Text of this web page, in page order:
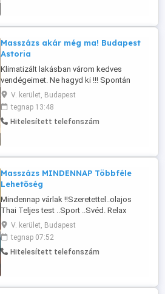
Masszázs akár még ma! Budapest
Astoria
Klimatizált lakásban várom kedves
vendégeimet. Ne hagyd ki !!! Spontán
bejelentkezés lehetséges még az nap! Ha
voltál már olyan masszázson, ahol végig
feszengtél akkor tudod, miről beszélek.
Nálam ilyen nincs. Sziasztok, Meli vagyok
V. kerület, Budapest
tegnap 13:48
Hitelesített telefonszám
Masszázs MINDENNAP Többféle
Lehetőség
Mindennap várlak !!Szeretettel..olajos
Thai Teljes test ..Sport ..Svéd. Relax
Stresszoldo .Arc Fejes Haj...
HOLGYEKNEK CELLULIT !! Részletekért.
Hívható vagyok Reggel 7 órától....! ((((
LEVELEKRE NEM
V. kerület, Budapest
tegnap 07:52
Hitelesített telefonszám